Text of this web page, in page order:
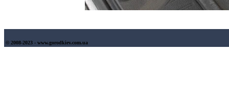
© 2008-2023 - www.gorodkiev.com.ua